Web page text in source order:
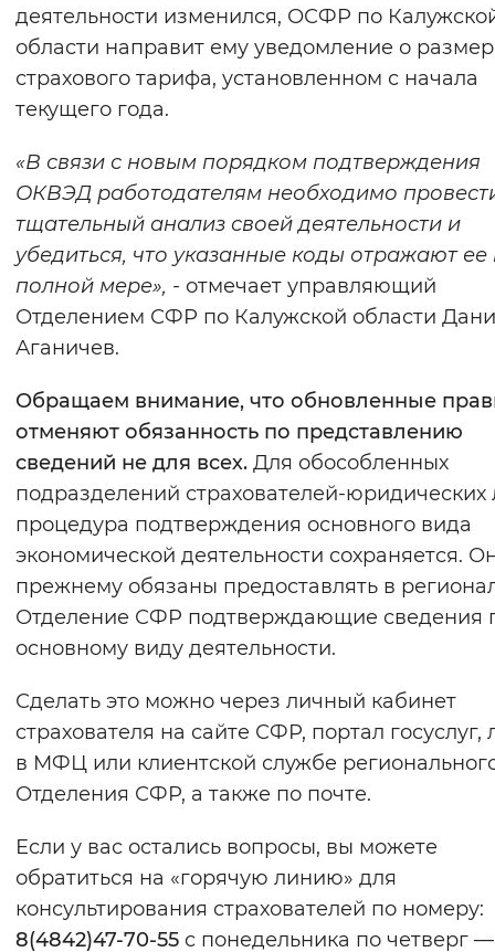
деятельности изменился, ОСФР по
области направит ему уведомление о
страхового тарифа, установленном с начала
текущего года.
«В связи с новым порядком подтверждения
ОКВЭД работодателям необходимо
тщательный анализ своей деятельности и
убедиться, что указанные коды отражают ее
полной мере», - отмечает управляющий
Отделением СФР по Калужской области
Аганичев.
Обращаем внимание, что обновленные
отменяют обязанность по представлению
сведений не для всех. Для обособленных
подразделений страхователей-юридических
процедура подтверждения основного вида
экономической деятельности сохраняется.
прежнему обязаны предоставлять в
Отделение СФР подтверждающие сведения
основному виду деятельности.
Сделать это можно через личный кабинет
страхователя на сайте СФР, портал госуслуг,
в МФЦ или клиентской службе
Отделения СФР, а также по почте.
Если у вас остались вопросы, вы можете
обратиться на «горячую линию» для
консультирования страхователей по номеру:
8(4842)47-70-55 с понедельника по четверг